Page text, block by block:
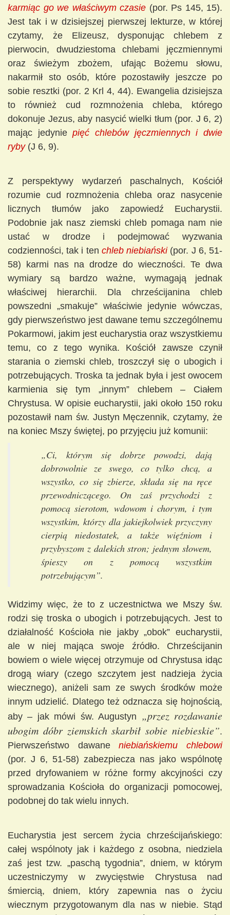
karmiąc go we właściwym czasie (por. Ps 145, 15).
Jest tak i w dzisiejszej pierwszej lekturze, w której
czytamy, że Elizeusz, dysponując chlebem z
pierwocin, dwudziestoma chlebami jęczmiennymi
oraz świeżym zbożem, ufając Bożemu słowu,
nakarmił sto osób, które pozostawiły jeszcze po
sobie resztki (por. 2 Krl 4, 44). Ewangelia dzisiejsza
to również cud rozmnożenia chleba, którego
dokonuje Jezus, aby nasycić wielki tłum (por. J 6, 2)
mając jedyniepięć chlebów jęczmiennych i dwie
ryby(J 6, 9).
Z perspektywy wydarzeń paschalnych, Kościół
rozumie cud rozmnożenia chleba oraz nasycenie
licznych tłumów jako zapowiedź Eucharystii.
Podobnie jak nasz ziemski chleb pomaga nam nie
ustać w drodze i podejmować wyzwania
codzienności, tak i ten chleb niebiański(por. J 6, 51-
58) karmi nas na drodze do wieczności. Te dwa
wymiary są bardzo ważne, wymagają jednak
właściwej hierarchii. Dla chrześcijanina chleb
powszedni „smakuje” właściwie jedynie wówczas,
gdy pierwszeństwo jest dawane temu szczególnemu
Pokarmowi, jakim jest eucharystia oraz wszystkiemu
temu, co z tego wynika. Kościół zawsze czynił
starania o ziemski chleb, troszczył się o ubogich i
potrzebujących. Troska ta jednak była i jest owocem
karmienia się tym „innym” chlebem – Ciałem
Chrystusa. W opisie eucharystii, jaki około 150 roku
pozostawił nam św. Justyn Męczennik, czytamy, że
na koniec Mszy świętej, po przyjęciu już komunii:
„Ci, którym się dobrze powodzi, dają
dobrowolnie ze swego, co tylko chcą, a
wszystko, co się zbierze, składa się na ręce
przewodniczącego. On zaś przychodzi z
pomocą sierotom, wdowom i chorym, i tym
wszystkim, którzy dla jakiejkolwiek przyczyny
cierpią niedostatek, a także więźniom i
przybyszom z dalekich stron; jednym słowem,
śpieszy on z pomocą wszystkim
potrzebującym”.
Widzimy więc, że to z uczestnictwa we Mszy św.
rodzi się troska o ubogich i potrzebujących. Jest to
działalność Kościoła nie jakby „obok” eucharystii,
ale w niej mająca swoje źródło. Chrześcijanin
bowiem o wiele więcej otrzymuje od Chrystusa idąc
drogą wiary (czego szczytem jest nadzieja życia
wiecznego), aniżeli sam ze swych środków może
innym udzielić. Dlatego też odznacza się hojnością,
aby – jak mówi św. Augustyn
„przez rozdawanie
ubogim dóbr ziemskich skarbił sobie niebieskie”.
Pierwszeństwo dawaneniebiańskiemu chlebowi
(por. J 6, 51-58) zabezpiecza nas jako wspólnotę
przed dryfowaniem w różne formy akcyjności czy
sprowadzania Kościoła do organizacji pomocowej,
podobnej do tak wielu innych.
Eucharystia jest sercem życia chrześcijańskiego:
całej wspólnoty jak i każdego z osobna, niedziela
zaś jest tzw. „paschą tygodnia”, dniem, w którym
uczestniczymy w zwycięstwie Chrystusa nad
śmiercią, dniem, który zapewnia nas o życiu
wiecznym przygotowanym dla nas w niebie. Stąd